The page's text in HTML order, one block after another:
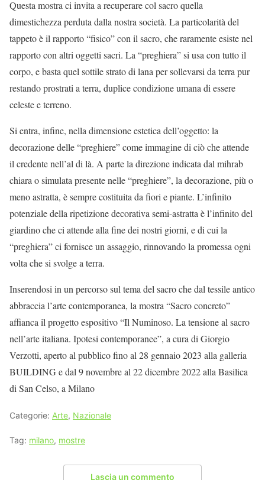
Questa mostra ci invita a recuperare col sacro quella
dimestichezza perduta dalla nostra società. La particolarità del
tappeto è il rapporto “fisico” con il sacro, che raramente esiste nel
rapporto con altri oggetti sacri. La “preghiera” si usa con tutto il
corpo, e basta quel sottile strato di lana per sollevarsi da terra pur
restando prostrati a terra, duplice condizione umana di essere
celeste e terreno.
Si entra, infine, nella dimensione estetica dell’oggetto: la
decorazione delle “preghiere” come immagine di ciò che attende
il credente nell’al di là. A parte la direzione indicata dal mihrab
chiara o simulata presente nelle “preghiere”, la decorazione, più o
meno astratta, è sempre costituita da fiori e piante. L’infinito
potenziale della ripetizione decorativa semi-astratta è l’infinito del
giardino che ci attende alla fine dei nostri giorni, e di cui la
“preghiera” ci fornisce un assaggio, rinnovando la promessa ogni
volta che si svolge a terra.
Inserendosi in un percorso sul tema del sacro che dal tessile antico
abbraccia l’arte contemporanea, la mostra “Sacro concreto”
affianca il progetto espositivo “Il Numinoso. La tensione al sacro
nell’arte italiana. Ipotesi contemporanee”, a cura di Giorgio
Verzotti, aperto al pubblico fino al 28 gennaio 2023 alla galleria
BUILDING e dal 9 novembre al 22 dicembre 2022 alla Basilica
di San Celso, a Milano
Categorie: Arte, Nazionale
Tag: milano, mostre
Lascia un commento